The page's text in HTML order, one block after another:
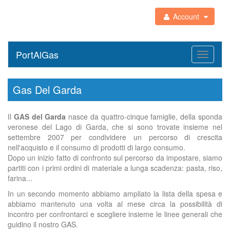
Account
Toggle
PortAlGas
Gas Del Garda
Il GAS del Garda nasce da quattro-cinque famiglie, della sponda
veronese del Lago di Garda, che si sono trovate insieme nel
settembre 2007 per condividere un percorso di crescita
nell'acquisto e il consumo di prodotti di largo consumo.
Dopo un inizio fatto di confronto sul percorso da impostare, siamo
partiti con i primi ordini di materiale a lunga scadenza: pasta, riso,
farina...
In un secondo momento abbiamo ampliato la lista della spesa e
abbiamo mantenuto una volta al mese circa la possibilità di
incontro per confrontarci e scegliere insieme le linee generali che
guidino il nostro GAS.